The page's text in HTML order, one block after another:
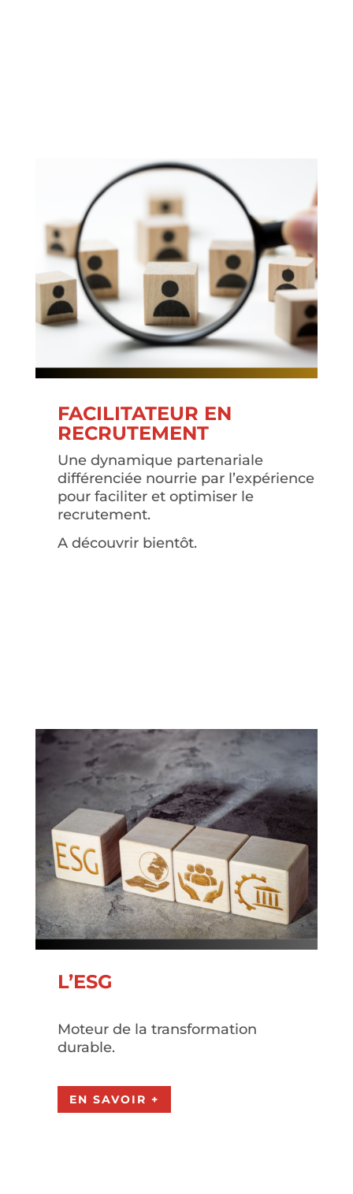
FACILITATEUR EN
RECRUTEMENT
Une dynamique partenariale
différenciée nourrie par l’expérience
pour faciliter et optimiser le
recrutement.
A découvrir bientôt.
L’ESG
Moteur de la transformation
durable.
EN SAVOIR +